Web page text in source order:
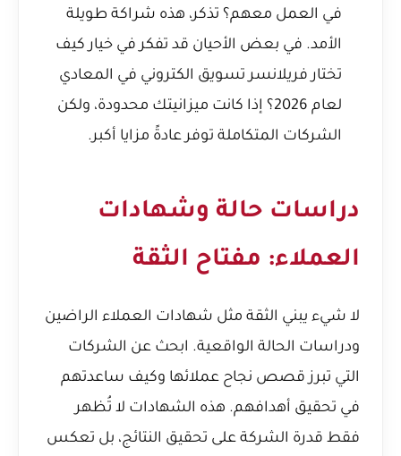
في العمل معهم؟ تذكر، هذه شراكة طويلة
الأمد. في بعض الأحيان قد تفكر في خياركيف
تختار فريلانسر تسويق الكتروني في المعادي
لعام 2026؟
إذا كانت ميزانيتك محدودة، ولكن
الشركات المتكاملة توفر عادةً مزايا أكبر.
دراسات حالة وشهادات
العملاء: مفتاح الثقة
لا شيء يبني الثقة مثل شهادات العملاء الراضين
ودراسات الحالة الواقعية. ابحث عن الشركات
التي تبرز قصص نجاح عملائها وكيف ساعدتهم
في تحقيق أهدافهم. هذه الشهادات لا تُظهر
فقط قدرة الشركة على تحقيق النتائج، بل تعكس